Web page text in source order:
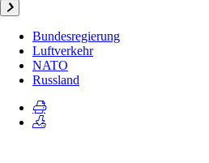
Bundesregierung
Luftverkehr
NATO
Russland